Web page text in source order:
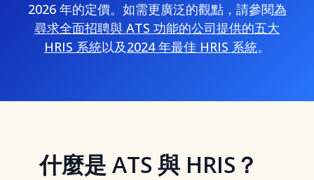
2026 年的定價。如需更廣泛的觀點，請參閱為
尋求全面招聘與 ATS 功能的公司提供的五大
HRIS 系統以及2024 年最佳 HRIS 系統。
什麼是 ATS 與 HRIS？